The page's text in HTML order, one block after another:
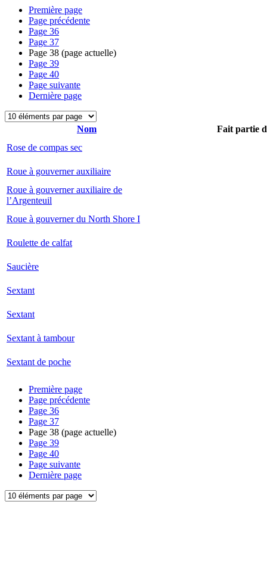
Première page
Page précédente
Page 36
Page 37
Page 38 (page actuelle)
Page 39
Page 40
Page suivante
Dernière page
Nom
Fait partie
Rose de compas sec
Roue à gouverner auxiliaire
Roue à gouverner auxiliaire de
l’Argenteuil
Roue à gouverner du North Shore I
Roulette de calfat
Saucière
Sextant
Sextant
Sextant à tambour
Sextant de poche
Première page
Page précédente
Page 36
Page 37
Page 38 (page actuelle)
Page 39
Page 40
Page suivante
Dernière page